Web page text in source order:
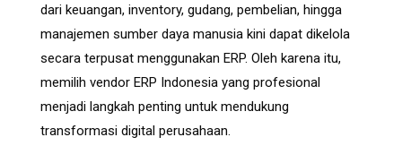
dari keuangan, inventory, gudang, pembelian, hingga
manajemen sumber daya manusia kini dapat dikelola
secara terpusat menggunakan ERP. Oleh karena itu,
memilih vendor ERP Indonesia yang profesional
menjadi langkah penting untuk mendukung
transformasi digital perusahaan.